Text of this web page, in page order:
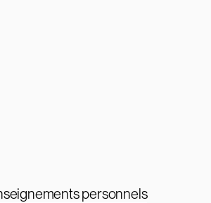
personnels